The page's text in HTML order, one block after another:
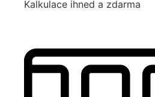
Kalkulace ihned a zdarma